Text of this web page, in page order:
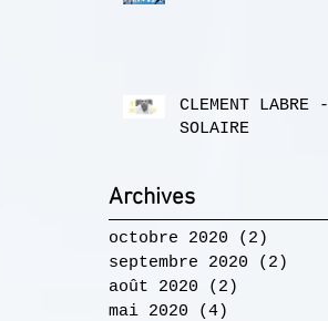
CLEMENT LABRE -
SOLAIRE
Archives
octobre 2020 (2)
septembre 2020
(2)
août 2020
(2)
mai 2020
(4)